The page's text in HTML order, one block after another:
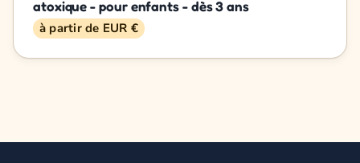
atoxique - pour enfants - dès 3 ans
à partir de EUR €